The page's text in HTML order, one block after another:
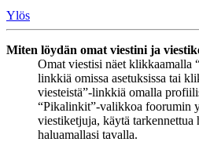
Ylös
Miten löydän omat viestini ja
Omat viestisi näet klikkaamalla
linkkiä omissa asetuksissa tai
viesteistä”-linkkiä omalla
“Pikalinkit”-valikkoa foorumin
viestiketjuja, käytä tarkennettua
haluamallasi tavalla.